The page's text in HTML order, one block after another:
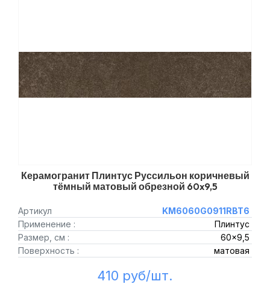
Керамогранит Плинтус Руссильон коричневый
тёмный матовый обрезной 60x9,5
Артикул
KM6060G0911RBT6
Применение :
Плинтус
Размер, см :
60x9,5
Поверхность :
матовая
410 руб/шт.